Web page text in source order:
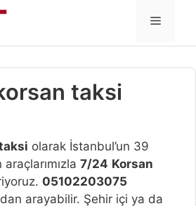
MENÜ
taksi
olarak İstanbul’un 39
7/24 Korsan
05102203075
arayabilir. Şehir içi ya da